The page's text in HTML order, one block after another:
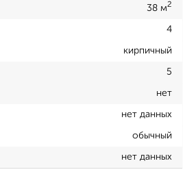
38 м2
4
кирпичный
5
нет
нет данных
обычный
нет данных